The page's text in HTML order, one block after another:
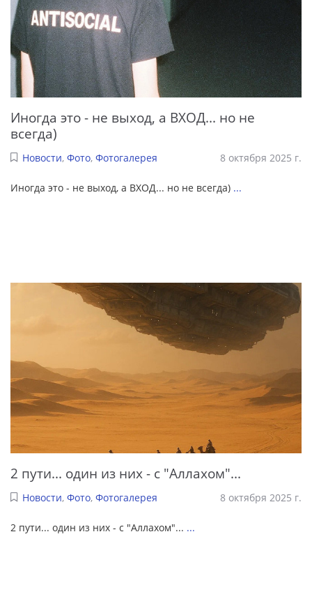
Иногда это - не выход, а ВХОД... но не
всегда)
Новости, Фото, Фотогалерея 8 октября 2025 г.
Иногда это - не выход, а ВХОД... но не всегда) ...
2 пути... один из них - с "Аллахом"...
Новости, Фото, Фотогалерея 8 октября 2025 г.
2 пути... один из них - с "Аллахом"... ...